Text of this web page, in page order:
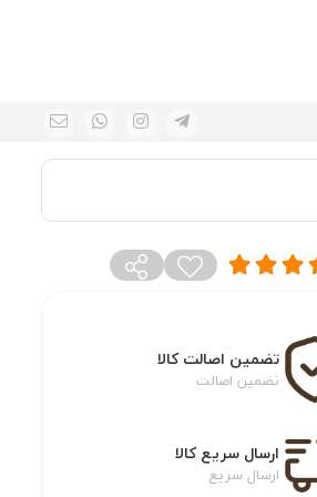
تضمین اصالت کالا
تضمین اصالت
ارسال سریع کالا
ارسال سریع